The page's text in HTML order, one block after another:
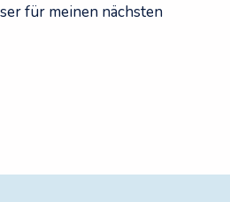
für meinen nächsten